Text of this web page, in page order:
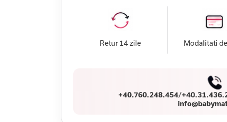
Retur 14 zile Modalitati
+40.760.248.454/